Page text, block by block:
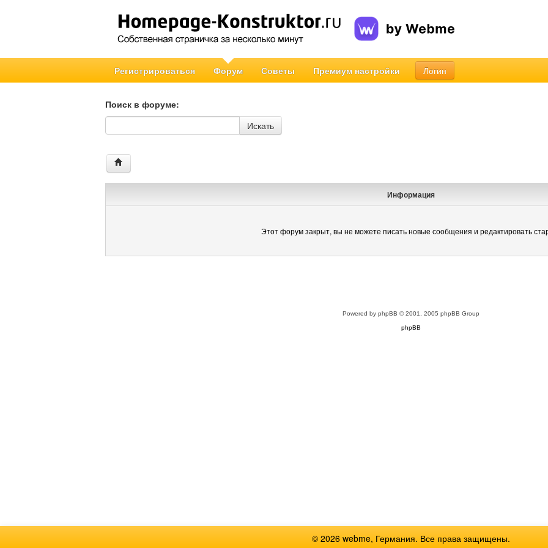
Регистрироваться Форум Советы Премиум настройки Логин
Поиск в форуме:
Поиск в форуме
Искать
Информация
Этот форум закрыт, вы не можете писать новые сообщения и редактировать
Powered by phpBB © 2001, 2005 phpBB Group
phpBB
© 2026 webme, Германия. Все права защищены.